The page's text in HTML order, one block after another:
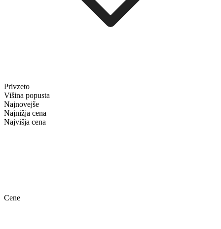
Privzeto
Višina popusta
Najnovejše
Najnižja cena
Najvišja cena
Cene